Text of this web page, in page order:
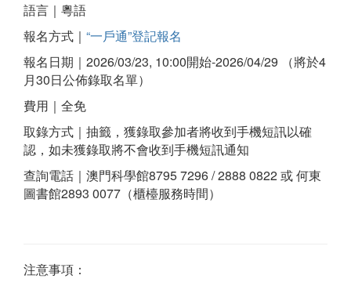
語言｜粵語
報名方式｜ “一戶通”登記報名
報名日期｜2026/03/23, 10:00開始-2026/04/29 （將於4
月30日公佈錄取名單）
費用｜全免
取錄方式｜抽籤，獲錄取參加者將收到手機短訊以確
認，如未獲錄取將不會收到手機短訊通知
查詢電話｜澳門科學館8795 7296 / 2888 0822 或 何東
圖書館2893 0077（櫃檯服務時間）
注意事項：